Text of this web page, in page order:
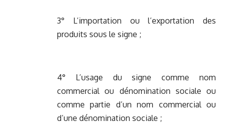
3° L’importation ou l’exportation des
produits sous le signe ;
4° L’usage du signe comme nom
commercial ou dénomination sociale ou
comme partie d’un nom commercial ou
d’une dénomination sociale ;